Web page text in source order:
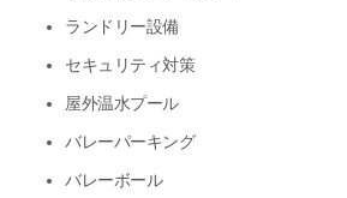
ランドリー設備
セキュリティ対策
屋外温水プール
バレーパーキング
バレーボール